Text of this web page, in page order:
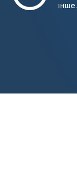
інше.